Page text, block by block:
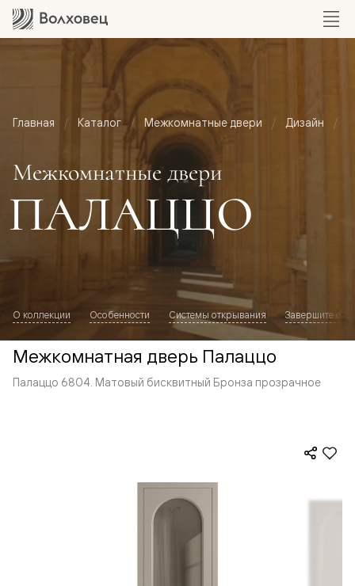
Главная Каталог Межкомнатные двери Дизайн
Межкомнатные двери
ПАЛАЦЦО
О коллекции Особенности Системы открывания Завершите
Межкомнатная дверь Палаццо
Палаццо 6804. Матовый бисквитный Бронза прозрачное